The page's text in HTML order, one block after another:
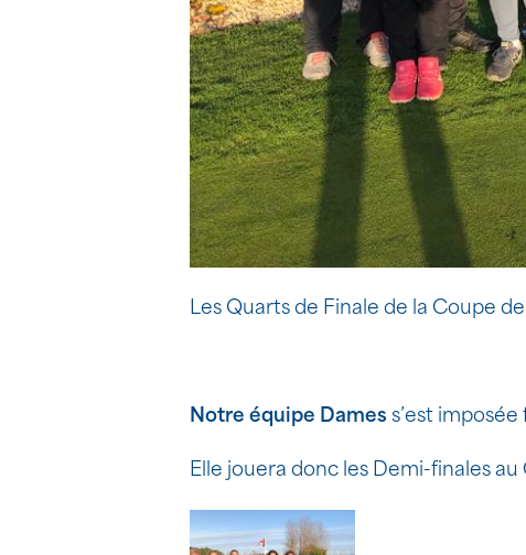
Les Quarts de Finale de la Coupe
Notre équipe Dames s’est
Elle jouera donc les Demi-finales au